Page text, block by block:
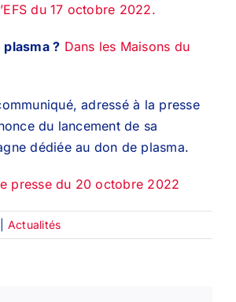
du 17 octobre 2022.
? Dans les Maisons du
adressé à la presse
du lancement de sa
dédiée au don de plasma.
presse du 20 octobre 2022
Actualités